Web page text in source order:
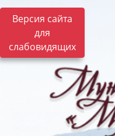
Версия сайта
для
слабовидящих